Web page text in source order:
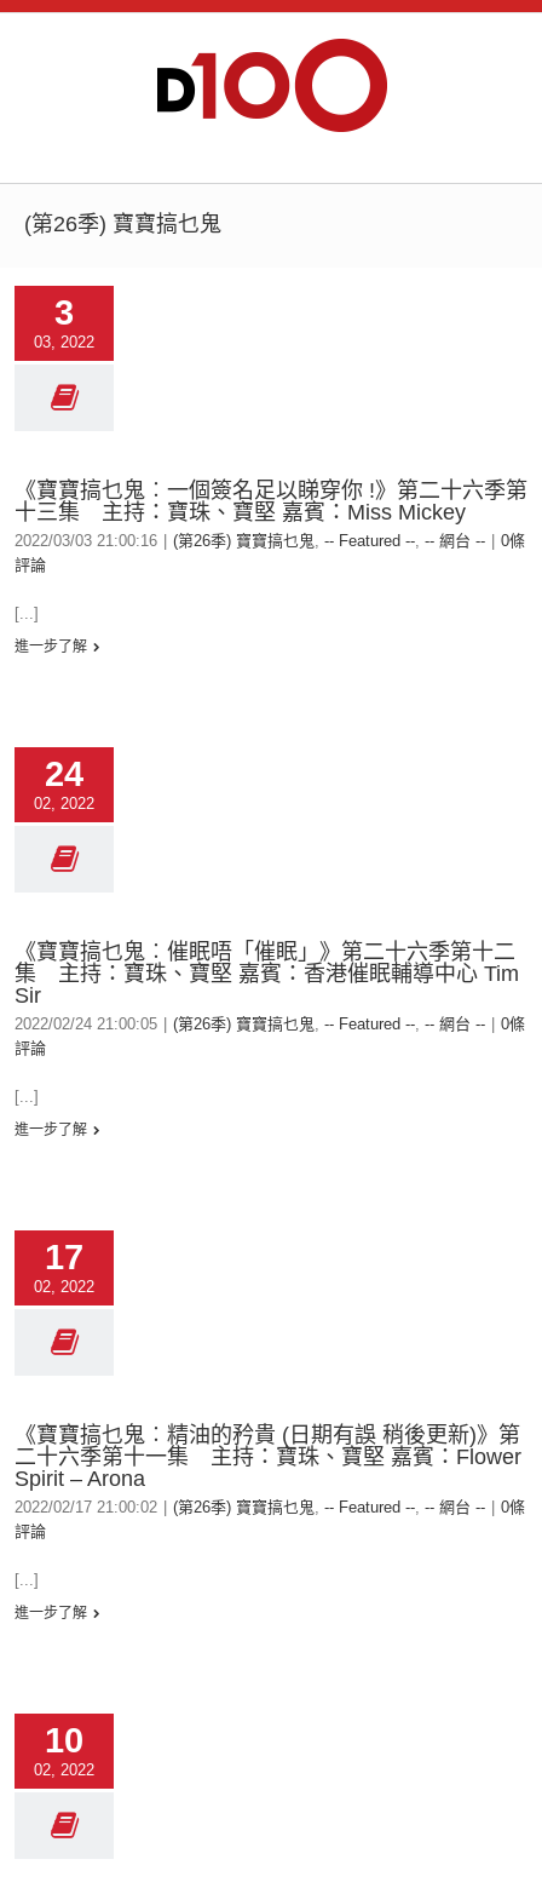
(第26季) 寶寶搞乜鬼
3
03, 2022
《寶寶搞乜鬼︰一個簽名足以睇穿你 !》第二十六季第
十三集 主持：寶珠、寶堅 嘉賓：Miss Mickey
2022/03/03 21:00:16 (第26季) 寶寶搞乜鬼, -- Featured --, -- 網台 --
0條
評論
[...]
進一步了解
24
02, 2022
《寶寶搞乜鬼︰催眠唔「催眠」》第二十六季第十二
集 主持：寶珠、寶堅 嘉賓：香港催眠輔導中心 Tim
Sir
2022/02/24 21:00:05 (第26季) 寶寶搞乜鬼, -- Featured --, -- 網台 --
0條
評論
[...]
進一步了解
17
02, 2022
《寶寶搞乜鬼︰精油的矜貴 (日期有誤 稍後更新)》第
二十六季第十一集 主持：寶珠、寶堅 嘉賓：Flower
Spirit – Arona
2022/02/17 21:00:02 (第26季) 寶寶搞乜鬼, -- Featured --, -- 網台 --
0條
評論
[...]
進一步了解
10
02, 2022